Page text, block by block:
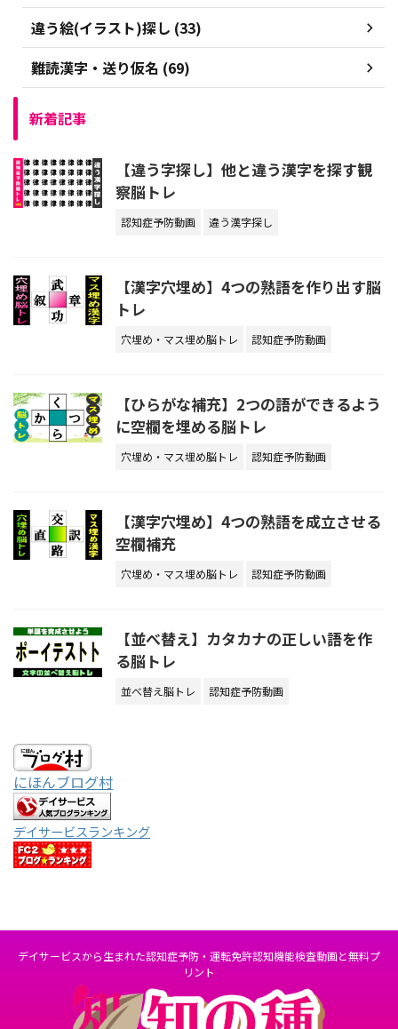
違う絵(イラスト)探し (33)
難読漢字・送り仮名 (69)
新着記事
【違う字探し】他と違う漢字を探す観
察脳トレ
認知症予防動画 違う漢字探し
【漢字穴埋め】4つの熟語を作り出す脳
トレ
穴埋め・マス埋め脳トレ 認知症予防動画
【ひらがな補充】2つの語ができるよう
に空欄を埋める脳トレ
穴埋め・マス埋め脳トレ 認知症予防動画
【漢字穴埋め】4つの熟語を成立させる
空欄補充
穴埋め・マス埋め脳トレ 認知症予防動画
【並べ替え】カタカナの正しい語を作
る脳トレ
並べ替え脳トレ 認知症予防動画
にほんブログ村
デイサービスランキング
デイサービスから生まれた認知症予防・運転免許認知機能検査動画と無料プ
リント